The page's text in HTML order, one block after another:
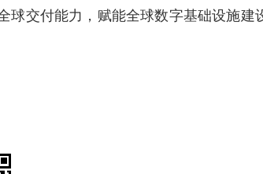
交付能力，赋能全球数字基础设施建